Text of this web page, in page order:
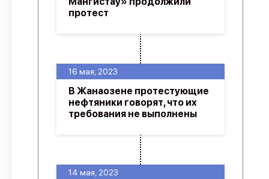
14 мая, 2023
16 мая, 2023
В Жанаозене протестующие
нефтяники говорят, что их
требования не выполнены
протест